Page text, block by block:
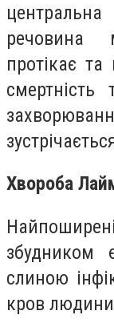
речовина
протікає
смертність
Хвороба
збудником
слиною
кров людини